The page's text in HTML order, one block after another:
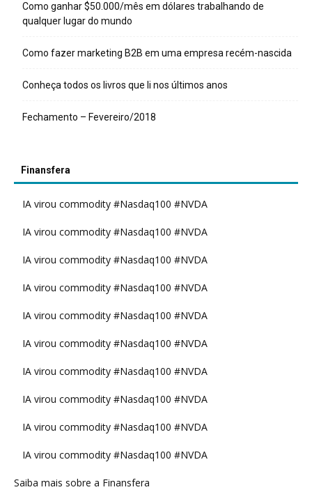
Como ganhar $50.000/mês em dólares trabalhando de
qualquer lugar do mundo
Como fazer marketing B2B em uma empresa recém-nascida
Conheça todos os livros que li nos últimos anos
Fechamento – Fevereiro/2018
Finansfera
IA virou commodity #Nasdaq100 #NVDA
IA virou commodity #Nasdaq100 #NVDA
IA virou commodity #Nasdaq100 #NVDA
IA virou commodity #Nasdaq100 #NVDA
IA virou commodity #Nasdaq100 #NVDA
IA virou commodity #Nasdaq100 #NVDA
IA virou commodity #Nasdaq100 #NVDA
IA virou commodity #Nasdaq100 #NVDA
IA virou commodity #Nasdaq100 #NVDA
IA virou commodity #Nasdaq100 #NVDA
Saiba mais sobre a Finansfera